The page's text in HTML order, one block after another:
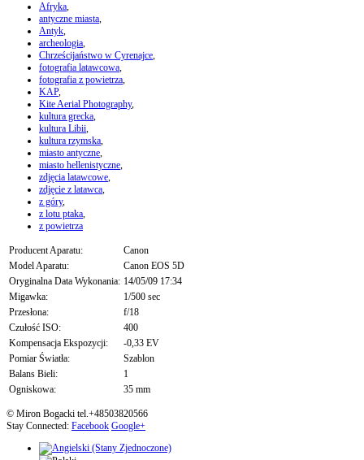
Afryka,
antyczne miasta,
Antyk,
archeologia,
Chrześcijaństwo w Cyrenajce,
fotografia latawcowa,
fotografia z powietrza,
KAP,
Kite Aerial Photography,
kultura grecka,
kultura Libii,
kultura rzymska,
miasto antyczne,
miasto hellenistyczne,
zdjęcia latawcowe,
zdjęcie z latawca,
z góry,
z lotu ptaka,
z powietrza
Producent Aparatu:
Canon
Model Aparatu:
Canon EOS 5D
Oryginalna Data Wykonania: 14/05/09 17:34
Migawka:
1/500 sec
Przesłona:
f/18
Czułość ISO:
400
Kompensacja Ekspozycji:
-0,33 EV
Pomiar Światła:
Szablon
Balans Bieli:
1
Ogniskowa:
35 mm
© Miron Bogacki tel.+48503820566
Stay Connected: Facebook Google+